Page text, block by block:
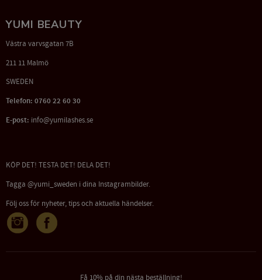
YUMI BEAUTY
Västra varvsgatan 7B
211 11 Malmö
SWEDEN
Telefon: 0760 22 60 30
E-post: info@yumilashes.se
KÖP DET! TESTA DET! DELA DET!
Tagga @yumi_sweden i dina Instagrambilder.
Följ oss för nyheter, tips och aktuella händelser.
Få 10% på din nästa beställning!